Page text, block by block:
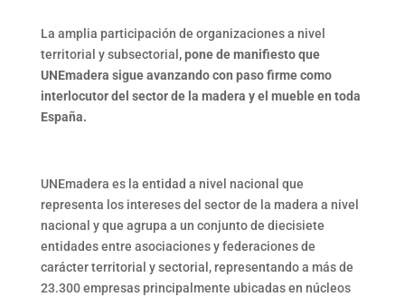
La amplia participación de organizaciones a nivel
territorial y subsectorial , pone de manifiesto que
UNEmadera sigue avanzando con paso firme como
interlocutor del sector de la madera y el mueble en toda
España.
UNEmadera es la entidad a nivel nacional que
representa los intereses del sector de la madera a nivel
nacional y que agrupa a un conjunto de diecisiete
entidades entre asociaciones y federaciones de
carácter territorial y sectorial, representando a más de
23.300 empresas principalmente ubicadas en núcleos